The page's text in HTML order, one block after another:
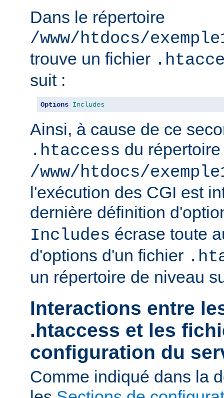
Dans le répertoire
/www/htdocs/
trouve un fichier
suit :
Options Includes
Ainsi, à cause de ce
.htaccess du répertoire
/www/htdocs/
l'exécution des CGI est
dernière définition
Includes écrase toute
d'options d'un fichier
un répertoire de niveau
Interactions entre
.htaccess et les
configuration du
Comme indiqué dans la